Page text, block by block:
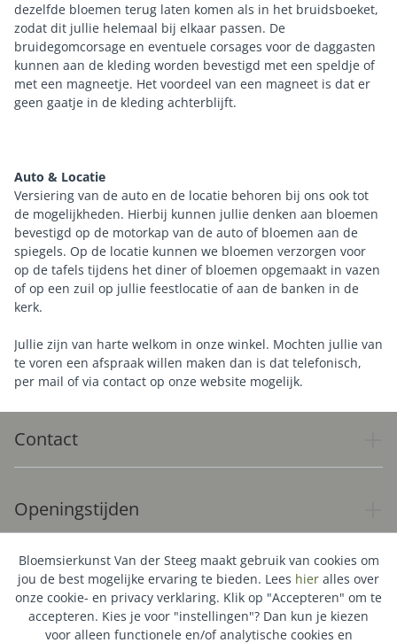
dezelfde bloemen terug laten komen als in het bruidsboeket,
zodat dit jullie helemaal bij elkaar passen. De
bruidegomcorsage en eventuele corsages voor de daggasten
kunnen aan de kleding worden bevestigd met een speldje of
met een magneetje. Het voordeel van een magneet is dat er
geen gaatje in de kleding achterblijft.
Auto & Locatie
Versiering van de auto en de locatie behoren bij ons ook tot
de mogelijkheden. Hierbij kunnen jullie denken aan bloemen
bevestigd op de motorkap van de auto of bloemen aan de
spiegels. Op de locatie kunnen we bloemen verzorgen voor
op de tafels tijdens het diner of bloemen opgemaakt in vazen
of op een zuil op jullie feestlocatie of aan de banken in de
kerk.
Jullie zijn van harte welkom in onze winkel. Mochten jullie van
te voren een afspraak willen maken dan is dat telefonisch,
per mail of via contact op onze website mogelijk.
Contact
Openingstijden
Service
Bloemsierkunst Van der Steeg maakt gebruik van cookies om
jou de best mogelijke ervaring te bieden. Lees hier alles over
onze cookie- en privacy verklaring. Klik op "Accepteren" om te
accepteren. Kies je voor "instellingen"? Dan kun je kiezen
voor alleen functionele en/of analytische cookies en